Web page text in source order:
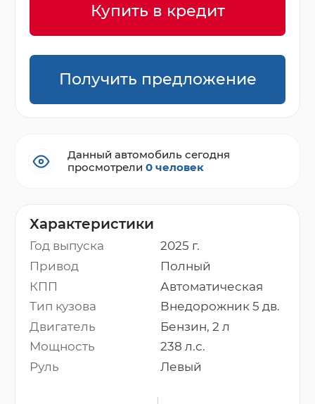
Характеристики
Год выпуска
2025 г.
Привод
Полный
КПП
Автоматическая
Тип кузова
Внедорожник 5 дв.
Двигатель
Бензин, 2 л
Мощность
238 л.с.
Руль
Левый
Купить в кредит
Получить предложение
Данный автомобиль сегодня
просмотрели0 человек